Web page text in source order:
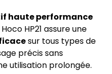
haute performance
Hoco HP21 assure une
sur tous types de
précis sans
utilisation prolongée.